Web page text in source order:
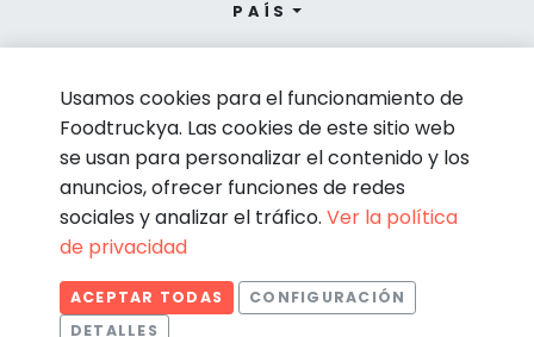
PAÍS
© Foodtruckya 2026
Condiciones de contratación Política de privacidad
Usamos cookies para el funcionamiento de
Foodtruckya. Las cookies de este sitio web
se usan para personalizar el contenido y los
anuncios, ofrecer funciones de redes
sociales y analizar el tráfico. Ver la política
de privacidad
ACEPTAR TODAS
CONFIGURACIÓN
DETALLES